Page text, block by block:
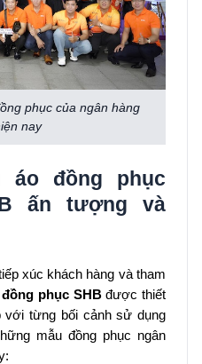
phục của ngân hàng
nay
áo đồng phục
ấn tượng và
xúc khách hàng và tham
đồng phục SHBđược thiết
với từng bối cảnh sử dụng
mẫu đồng phục ngân